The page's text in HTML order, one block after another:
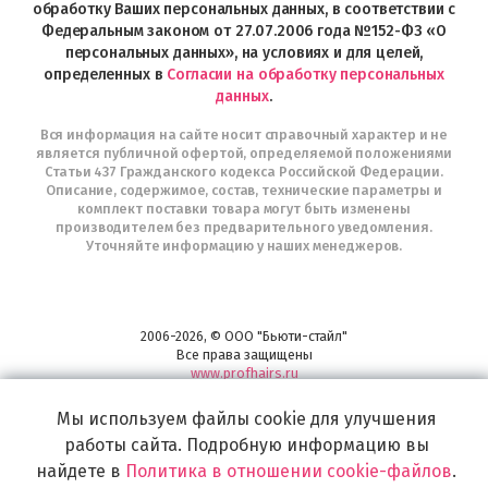
Telegram
обработку Ваших персональных данных, в соответствии с
Федеральным законом от 27.07.2006 года №152-ФЗ «О
персональных данных», на условиях и для целей,
определенных в Согласии на обработку персональных
данных.
Вся информация на сайте носит справочный характер и не
является публичной офертой, определяемой положениями
Статьи 437 Гражданского кодекса Российской Федерации.
Описание, содержимое, состав, технические параметры и
комплект поставки товара могут быть изменены
производителем без предварительного уведомления.
Уточняйте информацию у наших менеджеров.
2006-2026, © ООО "Бьюти-стайл"
Все права защищены
www.profhairs.ru
воплощения
самых изысканных и необычных идей по созданию Вашего образа и стиля.
Мы используем файлы cookie для улучшения
работы сайта. Подробную информацию вы
найдете в Политика в отношении cookie-файлов.